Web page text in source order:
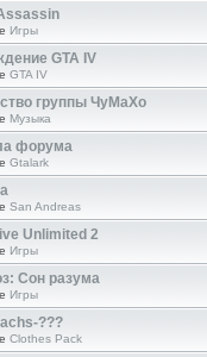
Игры
GTA IV
GTA IV
группы ЧуМаХо
Музыка
форума
Gtalark
San Andreas
Unlimited 2
Игры
Сон разума
Игры
???
Clothes Pack